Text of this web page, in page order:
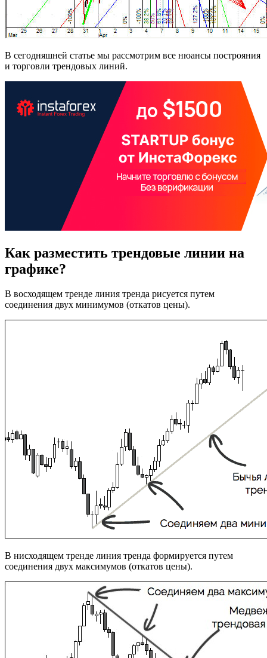
В сегодняшней статье мы рассмотрим все нюансы построяния
и торговли трендовых линий.
Как разместить трендовые линии на
графике?
В восходящем тренде линия тренда рисуется путем
соединения двух минимумов (откатов цены).
В нисходящем тренде линия тренда формируется путем
соединения двух максимумов (откатов цены).